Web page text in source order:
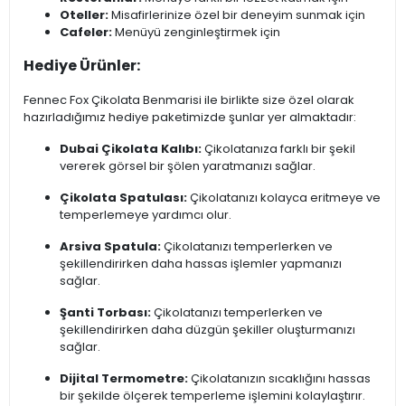
Oteller:Misafirlerinize özel bir deneyim sunmak için
Cafeler:Menüyü zenginleştirmek için
Hediye Ürünler:
Fennec Fox Çikolata Benmarisi ile birlikte size özel olarak
hazırladığımız hediye paketimizde şunlar yer almaktadır:
Dubai Çikolata Kalıbı:Çikolatanıza farklı bir şekil
vererek görsel bir şölen yaratmanızı sağlar.
Çikolata Spatulası:Çikolatanızı kolayca eritmeye ve
temperlemeye yardımcı olur.
Arsiva Spatula:Çikolatanızı temperlerken ve
şekillendirirken daha hassas işlemler yapmanızı
sağlar.
Şanti Torbası:Çikolatanızı temperlerken ve
şekillendirirken daha düzgün şekiller oluşturmanızı
sağlar.
Dijital Termometre:Çikolatanızın sıcaklığını hassas
bir şekilde ölçerek temperleme işlemini kolaylaştırır.